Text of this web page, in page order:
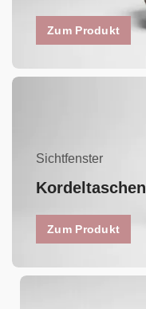
Zum Produkt
Sichtfenster
Kordeltaschen
Zum Produkt